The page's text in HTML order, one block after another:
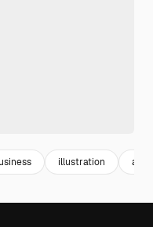
illustration